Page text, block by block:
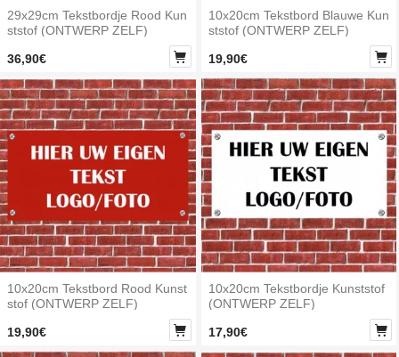
29x29cm Tekstbordje Rood Kun
ststof (ONTWERP ZELF)
36,90€

10x20cm Tekstbord Blauwe Kun
ststof (ONTWERP ZELF)
19,90€

10x20cm Tekstbord Rood Kunst
stof (ONTWERP ZELF)
19,90€

10x20cm Tekstbordje Kunststof
(ONTWERP ZELF)
17,90€
